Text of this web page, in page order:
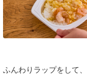
ふんわりラップをして